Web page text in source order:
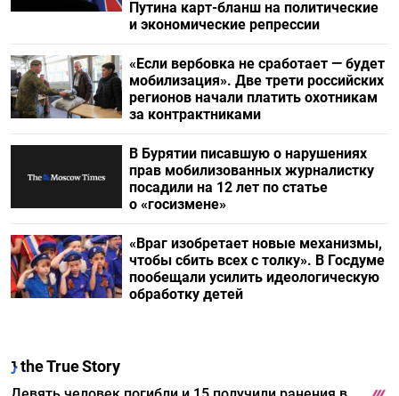
Путина карт-бланш на политические
и экономические репрессии
«Если вербовка не сработает — будет
мобилизация». Две трети российских
регионов начали платить охотникам
за контрактниками
В Бурятии писавшую о нарушениях
прав мобилизованных журналистку
посадили на 12 лет по статье
о «госизмене»
«Враг изобретает новые механизмы,
чтобы сбить всех с толку». В Госдуме
пообещали усилить идеологическую
обработку детей